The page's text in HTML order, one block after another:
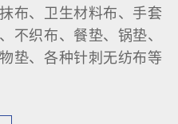
布、卫生材料布、手套
不织布、餐垫、锅垫、
垫、各种针刺无纺布等